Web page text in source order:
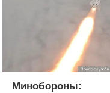
Минобороны: